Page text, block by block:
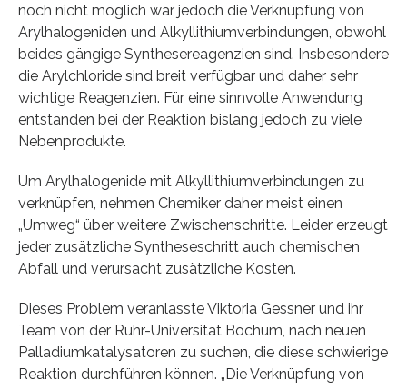
noch nicht möglich war jedoch die Verknüpfung von
Arylhalogeniden und Alkyllithiumverbindungen, obwohl
beides gängige Synthesereagenzien sind. Insbesondere
die Arylchloride sind breit verfügbar und daher sehr
wichtige Reagenzien. Für eine sinnvolle Anwendung
entstanden bei der Reaktion bislang jedoch zu viele
Nebenprodukte.
Um Arylhalogenide mit Alkyllithiumverbindungen zu
verknüpfen, nehmen Chemiker daher meist einen
„Umweg“ über weitere Zwischenschritte. Leider erzeugt
jeder zusätzliche Syntheseschritt auch chemischen
Abfall und verursacht zusätzliche Kosten.
Dieses Problem veranlasste Viktoria Gessner und ihr
Team von der Ruhr-Universität Bochum, nach neuen
Palladiumkatalysatoren zu suchen, die diese schwierige
Reaktion durchführen können. „Die Verknüpfung von